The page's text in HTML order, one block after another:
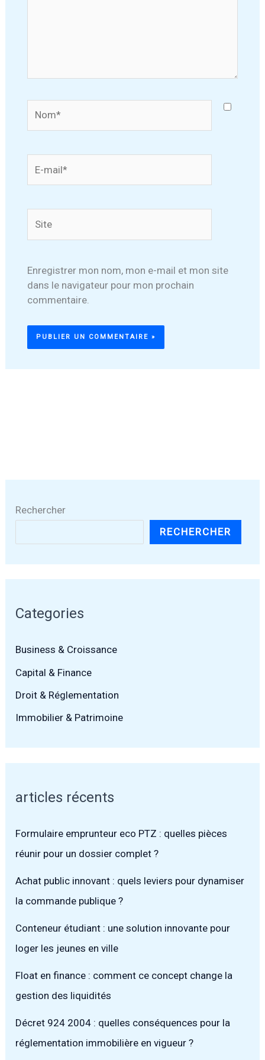
mail*
Enregistrer mon nom, mon e-mail et mon site
dans le navigateur pour mon prochain
commentaire.
Rechercher
RECHERCHER
Categories
Business & Croissance
Capital & Finance
Droit & Réglementation
Immobilier & Patrimoine
articles récents
Formulaire emprunteur eco PTZ : quelles pièces
réunir pour un dossier complet ?
Achat public innovant : quels leviers pour dynamiser
la commande publique ?
Conteneur étudiant : une solution innovante pour
loger les jeunes en ville
Float en finance : comment ce concept change la
gestion des liquidités
Décret 924 2004 : quelles conséquences pour la
réglementation immobilière en vigueur ?